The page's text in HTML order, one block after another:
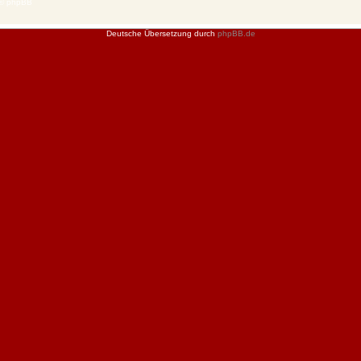
Deutsche Übersetzung durch phpBB.de